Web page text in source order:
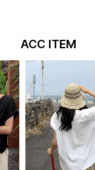
ACC ITEM